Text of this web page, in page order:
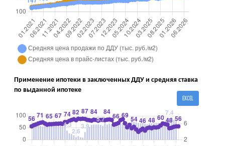
Применение ипотеки в заключенных ДДУ и средняя ставка
по выданной ипотеке
EXCEL